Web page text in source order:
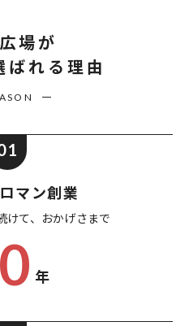
場が
ばれる理由
マン創業
て、 おかげさまで
年